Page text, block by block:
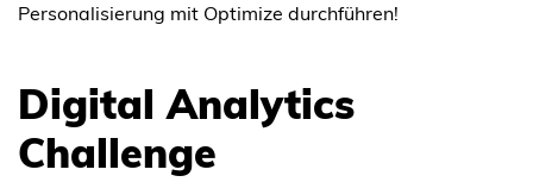
Personalisierung mit Optimize durchführen!
Digital Analytics
Challenge